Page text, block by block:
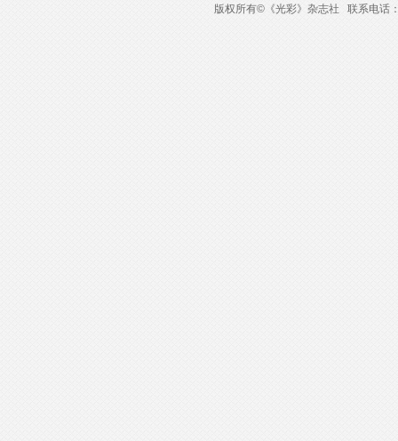
版权所有© 《光彩》杂志社 联系电话